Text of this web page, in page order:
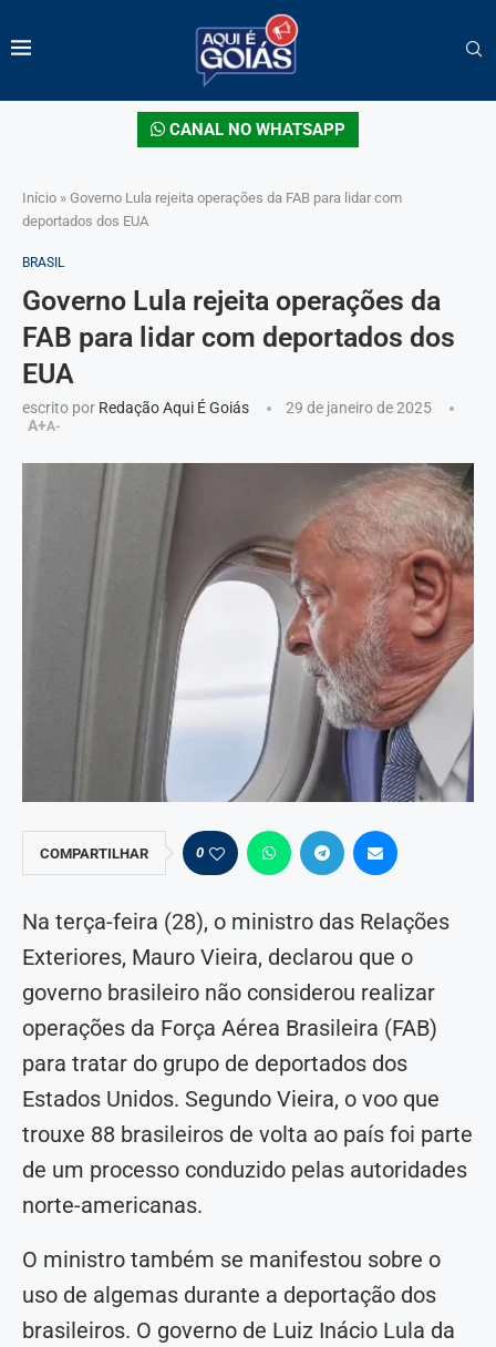
CANAL NO WHATSAPP
Início » Governo Lula rejeita operações da FAB para lidar com
deportados dos EUA
BRASIL
Governo Lula rejeita operações da
FAB para lidar com deportados dos
EUA
escrito por Redação Aqui É Goiás
29 de janeiro de 2025
A+A-
COMPARTILHAR 0
Na terça-feira (28), o ministro das Relações
Exteriores, Mauro Vieira, declarou que o
governo brasileiro não considerou realizar
operações da Força Aérea Brasileira (FAB)
para tratar do grupo de deportados dos
Estados Unidos. Segundo Vieira, o voo que
trouxe 88 brasileiros de volta ao país foi parte
de um processo conduzido pelas autoridades
norte-americanas.
O ministro também se manifestou sobre o
uso de algemas durante a deportação dos
brasileiros. O governo de Luiz Inácio Lula da